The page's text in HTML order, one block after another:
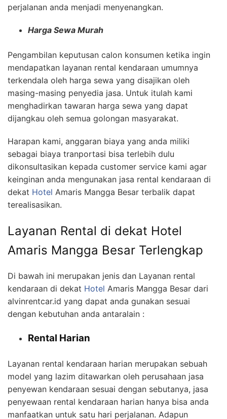
perjalanan anda menjadi menyenangkan.
Harga Sewa Murah
Pengambilan keputusan calon konsumen ketika ingin
mendapatkan layanan rental kendaraan umumnya
terkendala oleh harga sewa yang disajikan oleh
masing-masing penyedia jasa. Untuk itulah kami
menghadirkan tawaran harga sewa yang dapat
dijangkau oleh semua golongan masyarakat.
Harapan kami, anggaran biaya yang anda miliki
sebagai biaya tranportasi bisa terlebih dulu
dikonsultasikan kepada customer service kami agar
keinginan anda mengunakan jasa rental kendaraan di
dekat Hotel Amaris Mangga Besar terbalik dapat
terealisasikan.
Layanan Rental di dekat Hotel
Amaris Mangga Besar Terlengkap
Di bawah ini merupakan jenis dan Layanan rental
kendaraan di dekat Hotel Amaris Mangga Besar dari
alvinrentcar.id yang dapat anda gunakan sesuai
dengan kebutuhan anda antaralain :
Rental Harian
Layanan rental kendaraan harian merupakan sebuah
model yang lazim ditawarkan oleh perusahaan jasa
penyewan kendaraan sesuai dengan sebutanya, jasa
penyewaan rental kendaraan harian hanya bisa anda
manfaatkan untuk satu hari perjalanan. Adapun